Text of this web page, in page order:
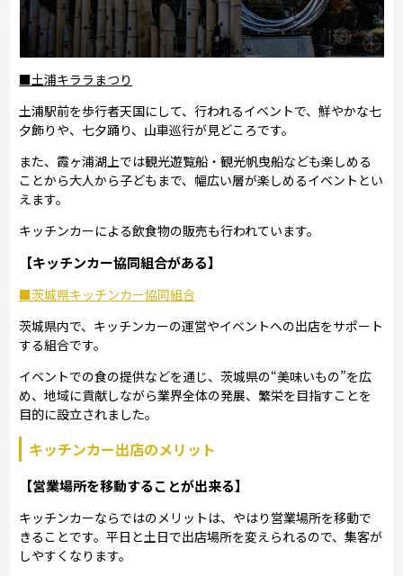
■土浦キララまつり
土浦駅前を歩行者天国にして、行われるイベントで、鮮やかな七
夕飾りや、七夕踊り、山車巡行が見どころです。
また、霞ヶ浦湖上では観光遊覧船・観光帆曳船なども楽しめる
ことから大人から子どもまで、幅広い層が楽しめるイベントとい
えます。
キッチンカーによる飲食物の販売も行われています。
【キッチンカー協同組合がある】
■茨城県キッチンカー協同組合
茨城県内で、キッチンカーの運営やイベントへの出店をサポート
する組合です。
イベントでの食の提供などを通じ、茨城県の“美味いもの”を広
め、地域に貢献しながら業界全体の発展、繁栄を目指すことを
目的に設立されました。
キッチンカー出店のメリット
【営業場所を移動することが出来る】
キッチンカーならではのメリットは、やはり営業場所を移動で
きることです。平日と土日で出店場所を変えられるので、集客が
しやすくなります。